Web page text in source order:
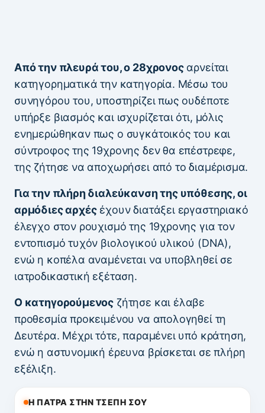
Από την πλευρά του, ο 28χρονοςαρνείται
κατηγορηματικά την κατηγορία. Μέσω του
συνηγόρου του, υποστηρίζει πως ουδέποτε
υπήρξε βιασμός και ισχυρίζεται ότι, μόλις
ενημερώθηκαν πως ο συγκάτοικός του και
σύντροφος της 19χρονης δεν θα επέστρεφε,
της ζήτησε να αποχωρήσει από το διαμέρισμα.
Για την πλήρη διαλεύκανση της υπόθεσης, οι
αρμόδιες αρχέςέχουν διατάξει εργαστηριακό
έλεγχο στον ρουχισμό της 19χρονης για τον
εντοπισμό τυχόν βιολογικού υλικού (DNA),
ενώ η κοπέλα αναμένεται να υποβληθεί σε
ιατροδικαστική εξέταση.
Ο κατηγορούμενος ζήτησε και έλαβε
προθεσμία προκειμένου να απολογηθεί τη
Δευτέρα. Μέχρι τότε, παραμένει υπό κράτηση,
ενώ η αστυνομική έρευνα βρίσκεται σε πλήρη
εξέλιξη.
Η ΠΑΤΡΑ ΣΤΗΝ ΤΣΕΠΗ ΣΟΥ